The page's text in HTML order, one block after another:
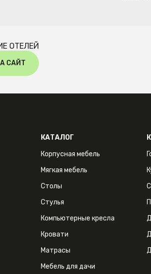
ОТЕЛЕЙ
САЙТ
КАТАЛОГ
Корпусная мебель
Мягкая мебель
Столы
Стулья
Компьютерные кресла
Кровати
Матрасы
Мебель для дачи